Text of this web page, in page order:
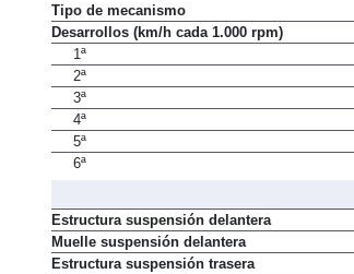
Tipo de mecanismo
Desarrollos (km/h cada 1.000 rpm)
1ª
2ª
3ª
4ª
5ª
6ª
Estructura suspensión delantera
Muelle suspensión delantera
Estructura suspensión trasera